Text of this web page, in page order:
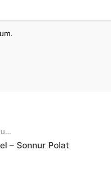
– Sonnur Polat